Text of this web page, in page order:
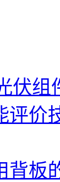
伏
评
背板